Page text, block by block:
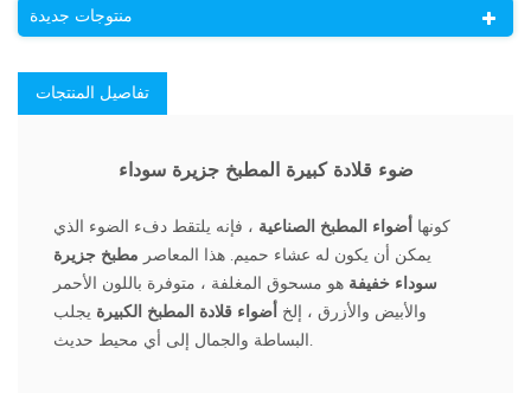
منتوجات جديدة
تفاصيل المنتجات
ضوء قلادة كبيرة المطبخ جزيرة سوداء
كونها أضواء المطبخ الصناعية ، فإنه يلتقط دفء الضوء الذي
يمكن أن يكون له عشاء حميم. هذا المعاصر مطبخ جزيرة
سوداء خفيفة هو مسحوق المغلفة ، متوفرة باللون الأحمر
والأبيض والأزرق ، إلخ أضواء قلادة المطبخ الكبيرة يجلب
البساطة والجمال إلى أي محيط حديث.